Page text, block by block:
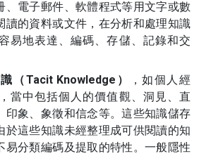
、電子郵件、軟體程式等用文字或數
讀的資料或文件，在分析和處理知識
易地表達、編碼、存儲、記錄和交
（Tacit Knowledge）
，如個人經
當中包括個人的價值觀、洞見、直
印象、象徵和信念等。這些知識儲存
於這些知識未經整理成可供閱讀的知
易分類編碼及提取的特性。一般隱性